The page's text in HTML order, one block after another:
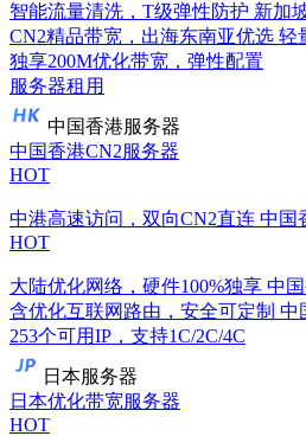
智能流量清洗，T级弹性防护 新加
CN2精品带宽，出海东南亚优选 轻
独享200M优化带宽，弹性配置
服务器租用
中国香港服务器
中国香港CN2服务器
HOT
中港高速访问，双向CN2直连 中国
HOT
大陆优化网络，硬件100%独享 中
含优化互联网路由，安全可定制 中
253个可用IP，支持1C/2C/4C
日本服务器
日本优化带宽服务器
HOT